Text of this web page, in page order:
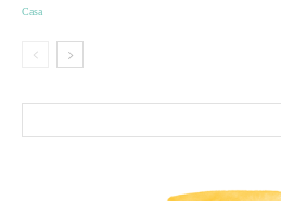
Casa